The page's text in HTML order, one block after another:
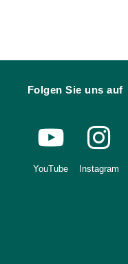
Folgen Sie uns auf
YouTube Instagram